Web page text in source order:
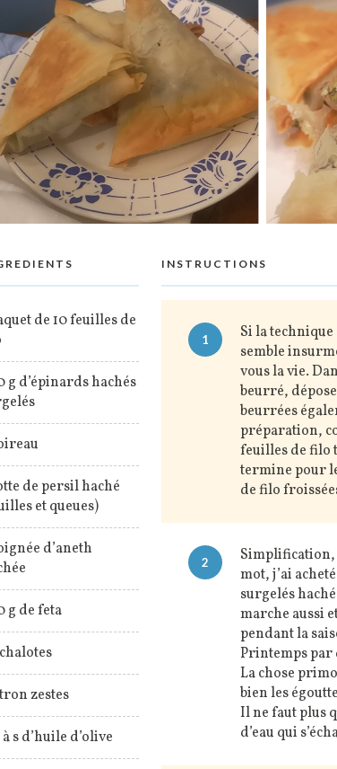
de 10 feuilles de
g d’épinards hachés
de persil haché
et queues)
d’aneth
g de feta
zestes
à s d’huile d’olive
INSTRUCTIONS
1
Si la
semble
vous la vie.
beurré,
beurrées
préparation,
feuilles de filo
termine pour
de filo
2
mot, j’ai
surgelés
marche aussi
pendant la
Printemps par
La chose
bien les
Il ne faut plus
d’eau qui